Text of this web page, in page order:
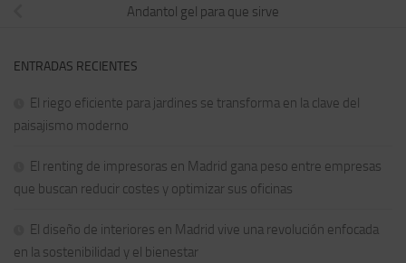
Andantol gel para que sirve
ENTRADAS RECIENTES
El riego eficiente para jardines se transforma en la clave del
paisajismo moderno
El renting de impresoras en Madrid gana peso entre empresas
que buscan reducir costes y optimizar sus oficinas
El diseño de interiores en Madrid vive una revolución enfocada
en la sostenibilidad y el bienestar